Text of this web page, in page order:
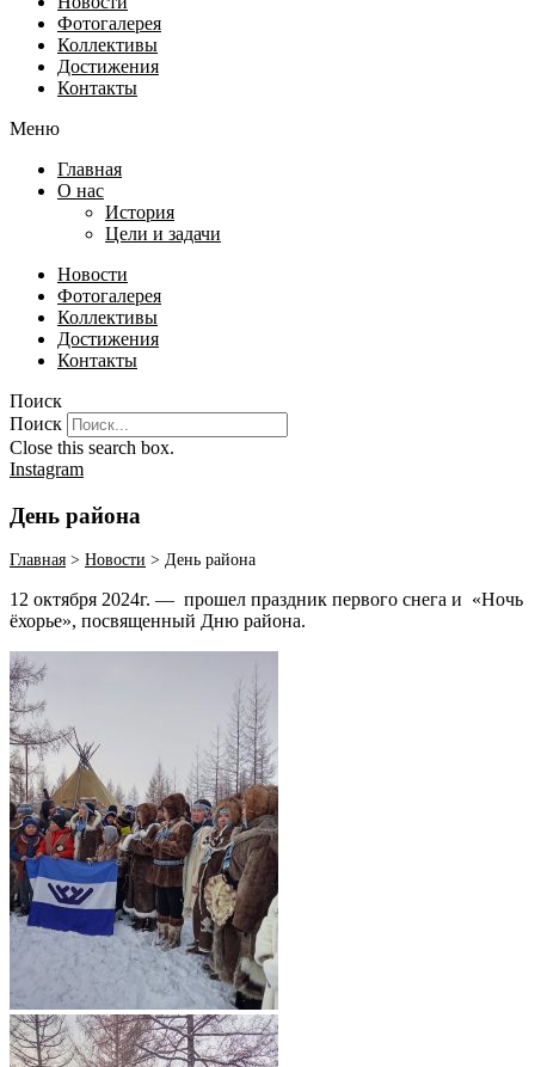
Фотогалерея
Коллективы
Достижения
Контакты
Меню
Главная
О нас
История
Цели и задачи
Новости
Фотогалерея
Коллективы
Достижения
Контакты
Поиск
Поиск
Close this search box.
Instagram
День района
Главная > Новости > День района
12 октября 2024г. — прошел праздник первого снега и «Ночь
ёхорье», посвященный Дню района.